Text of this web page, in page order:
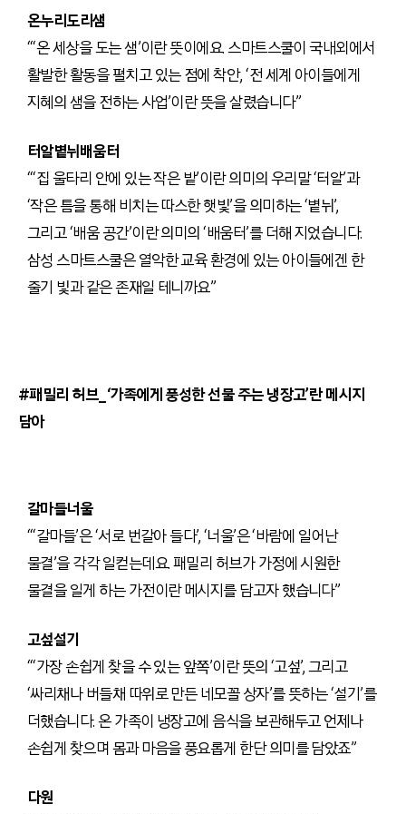
온누리도리샘
“‘온 세상을 도는 샘’이란 뜻이에요. 스마트스쿨이 국내외에서
활발한 활동을 펼치고 있는 점에 착안, ‘전 세계 아이들에게
지혜의 샘을 전하는 사업’이란 뜻을 살렸습니다”
터알볕뉘배움터
“‘집 울타리 안에 있는 작은 밭’이란 의미의 우리말 ‘터알’과
‘작은 틈을 통해 비치는 따스한 햇빛’을 의미하는 ‘볕뉘’,
그리고 ‘배움 공간’이란 의미의 ‘배움터’를 더해 지었습니다.
삼성 스마트스쿨은 열악한 교육 환경에 있는 아이들에겐 한
줄기 빛과 같은 존재일 테니까요”
#패밀리 허브_‘가족에게 풍성한 선물 주는 냉장고’란 메시지
담아
갈마들너울
“‘갈마들’은 ‘서로 번갈아 들다’, ‘너울’은 ‘바람에 일어난
물결’을 각각 일컫는데요. 패밀리 허브가 가정에 시원한
물결을 일게 하는 가전이란 메시지를 담고자 했습니다”
고섶설기
“‘가장 손쉽게 찾을 수 있는 앞쪽’이란 뜻의 ‘고섶’, 그리고
‘싸리채나 버들채 따위로 만든 네모꼴 상자’를 뜻하는 ‘설기’를
더했습니다. 온 가족이 냉장고에 음식을 보관해두고 언제나
손쉽게 찾으며 몸과 마음을 풍요롭게 한단 의미를 담았죠”
다원